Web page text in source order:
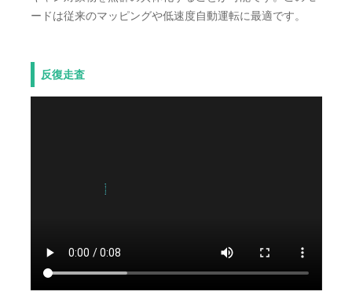
ードは従来のマッピングや低速度自動運転に最適です。
反復走査